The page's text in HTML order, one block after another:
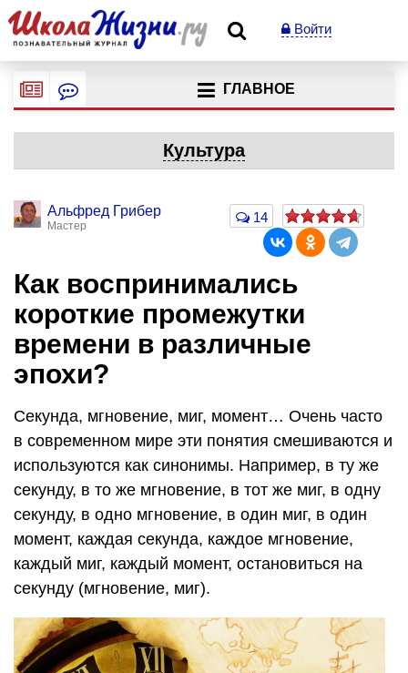
Войти
ГЛАВНОЕ
Культура
Альфред Грибер
Мастер
14
Как воспринимались
короткие промежутки
времени в различные
эпохи?
Секунда, мгновение, миг, момент… Очень часто
в современном мире эти понятия смешиваются и
используются как синонимы. Например, в ту же
секунду, в то же мгновение, в тот же миг, в одну
секунду, в одно мгновение, в один миг, в один
момент, каждая секунда, каждое мгновение,
каждый миг, каждый момент, остановиться на
секунду (мгновение, миг).